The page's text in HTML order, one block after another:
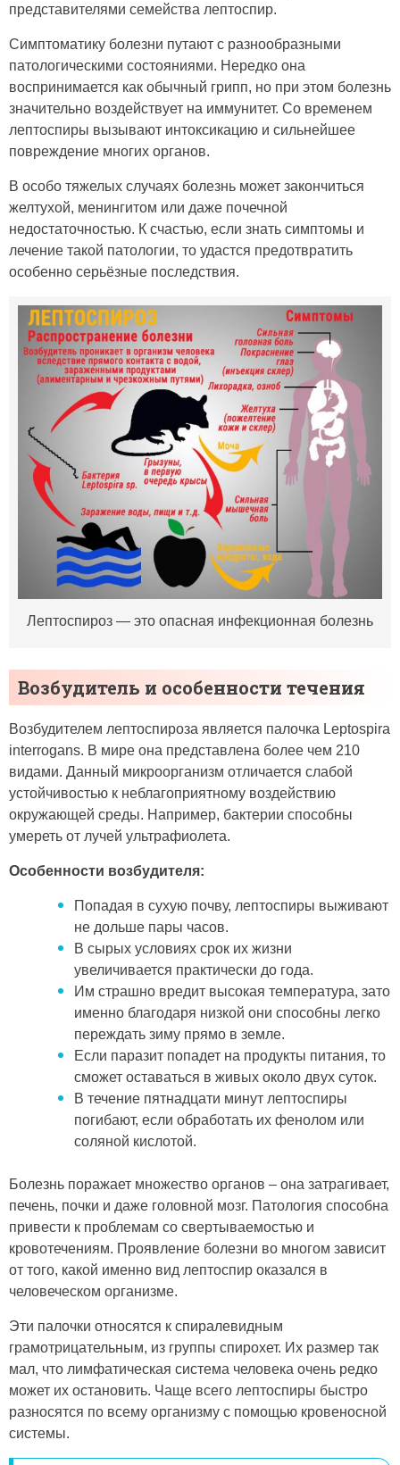
представителями семейства лептоспир.
Симптоматику болезни путают с разнообразными
патологическими состояниями. Нередко она
воспринимается как обычный грипп, но при этом болезнь
значительно воздействует на иммунитет. Со временем
лептоспиры вызывают интоксикацию и сильнейшее
повреждение многих органов.
В особо тяжелых случаях болезнь может закончиться
желтухой, менингитом или даже почечной
недостаточностью. К счастью, если знать симптомы и
лечение такой патологии, то удастся предотвратить
особенно серьёзные последствия.
Лептоспироз — это опасная инфекционная болезнь
Возбудитель и особенности течения
Возбудителем лептоспироза является палочка Leptospira
interrogans. В мире она представлена более чем 210
видами. Данный микроорганизм отличается слабой
устойчивостью к неблагоприятному воздействию
окружающей среды. Например, бактерии способны
умереть от лучей ультрафиолета.
Особенности возбудителя:
Попадая в сухую почву, лептоспиры выживают
не дольше пары часов.
В сырых условиях срок их жизни
увеличивается практически до года.
Им страшно вредит высокая температура, зато
именно благодаря низкой они способны легко
переждать зиму прямо в земле.
Если паразит попадет на продукты питания, то
сможет оставаться в живых около двух суток.
В течение пятнадцати минут лептоспиры
погибают, если обработать их фенолом или
соляной кислотой.
Болезнь поражает множество органов – она затрагивает,
печень, почки и даже головной мозг. Патология способна
привести к проблемам со свертываемостью и
кровотечениям. Проявление болезни во многом зависит
от того, какой именно вид лептоспир оказался в
человеческом организме.
Эти палочки относятся к спиралевидным
грамотрицательным, из группы спирохет. Их размер так
мал, что лимфатическая система человека очень редко
может их остановить. Чаще всего лептоспиры быстро
разносятся по всему организму с помощью кровеносной
системы.